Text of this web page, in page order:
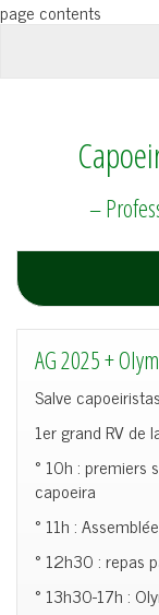
page contents
–
AG 2025 +
Salve
1er grand RV de
° 10h : premiers
capoeira
° 11h :
° 12h30 : repas
° 13h30-17h :